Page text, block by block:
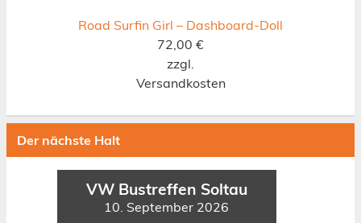
Road Surfin Girl – Dashboard-Doll
72,00 €
zzgl.
Versandkosten
Der nächste Halt
VW Bustreffen Soltau
10. September 2026